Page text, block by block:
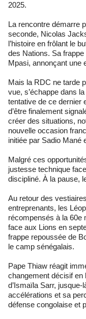
2025.
La rencontre démarre
seconde, Nicolas
l’histoire en frôlant le
des Nations. Sa
Mpasi, annonçant une
Mais la RDC ne tarde
vue, s’échappe dans
tentative de ce dernier
d’être finalement
créer des situations,
nouvelle occasion
initiée par Sadio Mané
Malgré ces
justesse technique
discipliné. À la pause,
Au retour des
entreprenants, les
récompensés à la 60e
face aux Lions en
frappe repoussée de
le camp sénégalais.
Pape Thiaw réagit
changement décisif en
d’Ismaïla Sarr,
accélérations et sa
défense congolaise et